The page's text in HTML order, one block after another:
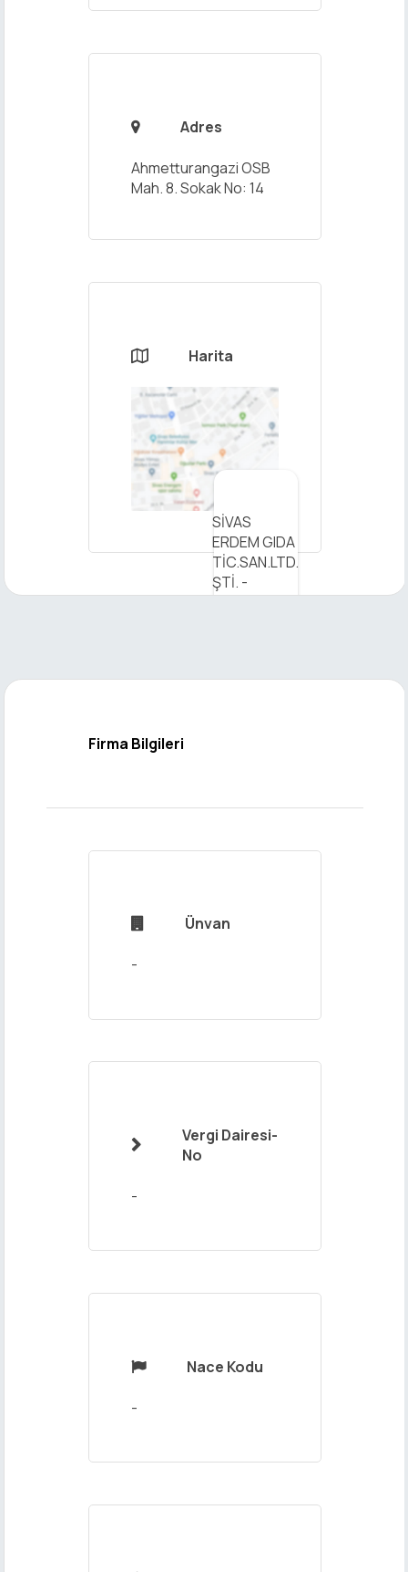
 Adres
Ahmetturangazi OSB
Mah. 8. Sokak No: 14
 Harita
SİVAS
ERDEM GIDA
TİC.SAN.LTD.
ŞTİ. -
Firma Bilgileri
 Ünvan

Vergi Dairesi-
No
-
 Nace Kodu
Mesaj
Gönder
×
Adınız ve